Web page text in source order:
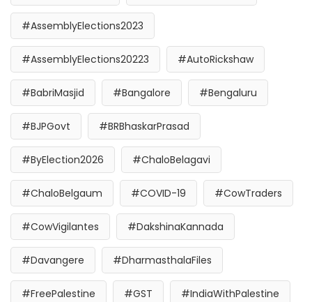
#AssemblyElections2023
#AssemblyElections20223 #AutoRickshaw
#BabriMasjid #Bangalore #Bengaluru
#BJPGovt #BRBhaskarPrasad
#ByElection2026 #ChaloBelagavi
#ChaloBelgaum #COVID-19 #CowTraders
#CowVigilantes #DakshinaKannada
#Davangere #DharmasthalaFiles
#FreePalestine #GST #IndiaWithPalestine